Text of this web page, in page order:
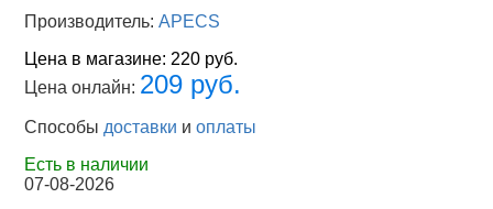
Производитель:APECS
Цена в магазине: 220 руб.
Цена онлайн: 209 руб.
Способы доставки иоплаты
Есть в наличии
07-08-2026